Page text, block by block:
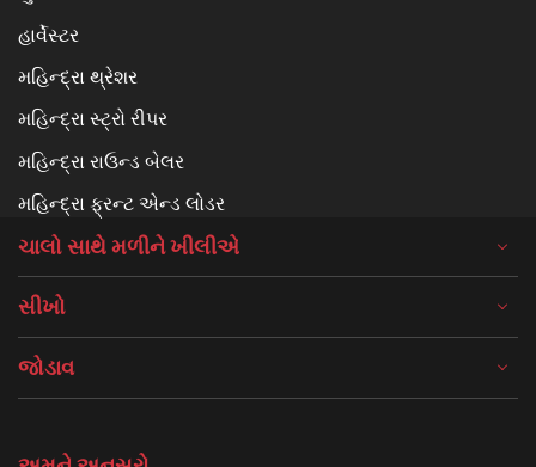
હાર્વેસ્ટર
મહિન્દ્રા થ્રેશર
મહિન્દ્રા સ્ટ્રો રીપર
મહિન્દ્રા રાઉન્ડ બેલર
મહિન્દ્રા ફ્રન્ટ એન્ડ લોડર
ચાલો સાથે મળીને ખીલીએ
સીખો
જોડાવ